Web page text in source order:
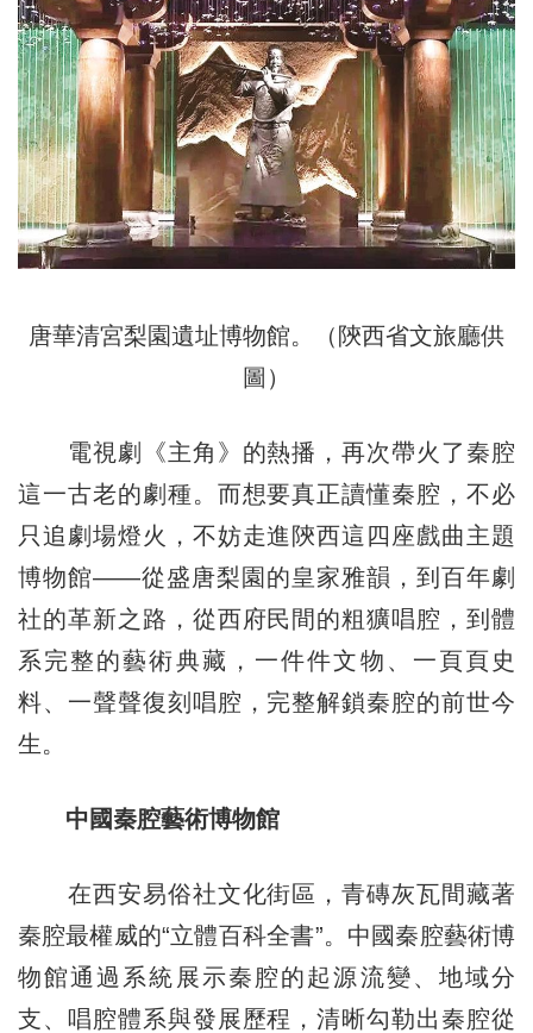
唐華清宮梨園遺址博物館。（陝西省文旅廳供
圖）
電視劇《主角》的熱播，再次帶火了秦腔
這一古老的劇種。而想要真正讀懂秦腔，不必
只追劇場燈火，不妨走進陝西這四座戲曲主題
博物館——從盛唐梨園的皇家雅韻，到百年劇
社的革新之路，從西府民間的粗獷唱腔，到體
系完整的藝術典藏，一件件文物、一頁頁史
料、一聲聲復刻唱腔，完整解鎖秦腔的前世今
生。
中國秦腔藝術博物館
在西安易俗社文化街區，青磚灰瓦間藏著
秦腔最權威的“立體百科全書”。中國秦腔藝術博
物館通過系統展示秦腔的起源流變、地域分
支、唱腔體系與發展歷程，清晰勾勒出秦腔從